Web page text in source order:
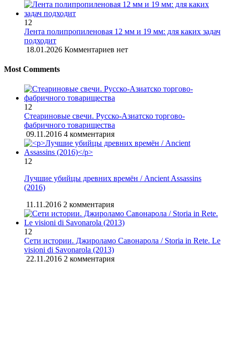
12
Лента полипропиленовая 12 мм и 19 мм: для каких задач
подходит
18.01.2026 Комментариев нет
Most Comments
12
Стеариновые свечи. Русско-Азиатско торгово-
фабричного товарищества
09.11.2016 4 комментария
12
Лучшие убийцы древних времён / Ancient Assassins
(2016)
11.11.2016 2 комментария
12
Сети истории. Джироламо Савонарола / Storia in Rete. Le
visioni di Savonarola (2013)
22.11.2016 2 комментария